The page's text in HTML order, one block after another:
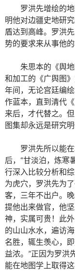
罗洪先增绘的
明他对边疆史地研
盾达到高峰。罗洪
势的要求来从事他的
朱思本的《舆
和加工的《广舆图
年间，无论宫廷编
作蓝本，直到清代
来后，才代替之。
图集却永远是研究
罗洪先所以能
后，“甘淡泊，炼寒
行深入比较分析和
为虎穴，罗洪先为
客，三年不出户。
提他出来做官，他
神，实属可贵！此
的山山水水，遍访
名胜，辄生羡心，
益浓。”正因为罗洪
能在地图学上取得这